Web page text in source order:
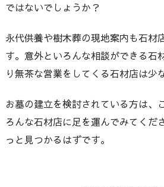
ではないでしょうか？
永代供養や樹木葬の現地案内も石材
す。意外といろんな相談ができる石
り無茶な営業をしてくる石材店は少
お墓の建立を検討されている方は、
ろんな石材店に足を運んでみてくだ
っと見つかるはずです。